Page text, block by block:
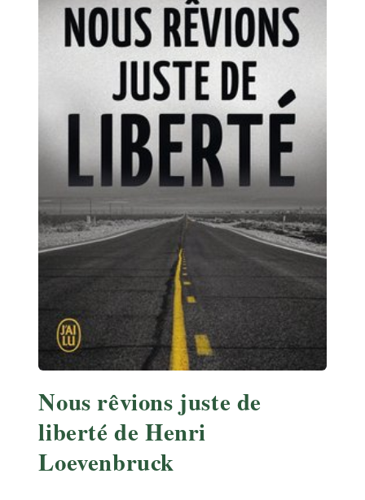
Nous rêvions juste de
liberté de Henri
Loevenbruck